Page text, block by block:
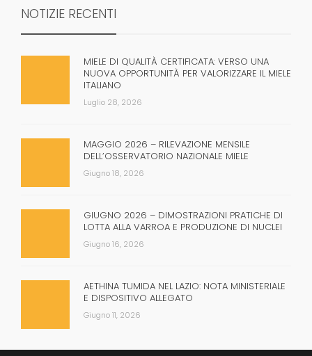
NOTIZIE RECENTI
MIELE DI QUALITÀ CERTIFICATA: VERSO UNA
NUOVA OPPORTUNITÀ PER VALORIZZARE IL MIELE
ITALIANO
Luglio 28, 2026
MAGGIO 2026 – RILEVAZIONE MENSILE
DELL’OSSERVATORIO NAZIONALE MIELE
Giugno 18, 2026
GIUGNO 2026 – DIMOSTRAZIONI PRATICHE DI
LOTTA ALLA VARROA E PRODUZIONE DI NUCLEI
Giugno 16, 2026
AETHINA TUMIDA NEL LAZIO: NOTA MINISTERIALE
E DISPOSITIVO ALLEGATO
Giugno 11, 2026